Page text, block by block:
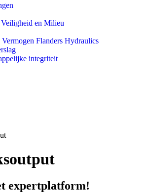
en Milieu
Flanders Hydraulics
integriteit
expertplatform!